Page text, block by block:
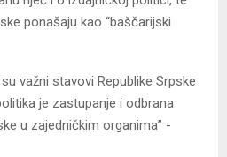
ponašaju kao “baščarijski
važni stavovi Republike Srpske
je zastupanje i odbrana
u zajedničkim organima” -